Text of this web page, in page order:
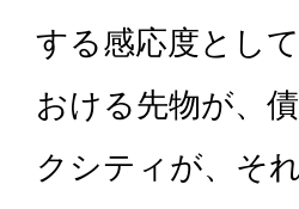
する感応度とし
おける先物が、
クシティが、そ